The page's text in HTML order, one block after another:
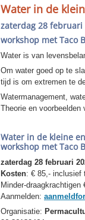
Water in de
zaterdag 28 februari
workshop met Taco
Water is van
Om water goed op te
tijd is om extremen te
Watermanagement,
Theorie en
Water in de kleine
workshop met Taco
zaterdag 28 februari
Kosten: € 85,- inclusief
Minder-draagkrachtigen
Aanmelden:
Organisatie: